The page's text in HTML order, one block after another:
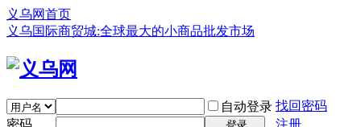
义乌网首页
义乌国际商贸城:全球最大的小商品批发市场
自动登录 找回密码
密码
注册